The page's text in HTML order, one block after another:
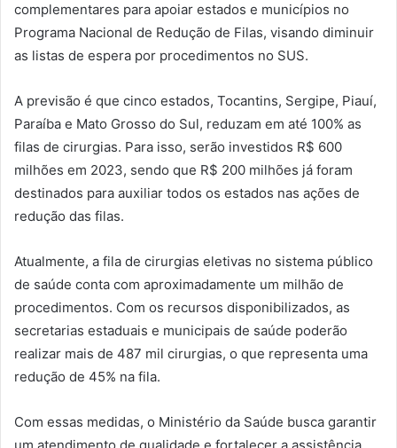
complementares para apoiar estados e municípios no
Programa Nacional de Redução de Filas, visando diminuir
as listas de espera por procedimentos no SUS.
A previsão é que cinco estados, Tocantins, Sergipe, Piauí,
Paraíba e Mato Grosso do Sul, reduzam em até 100% as
filas de cirurgias. Para isso, serão investidos R$ 600
milhões em 2023, sendo que R$ 200 milhões já foram
destinados para auxiliar todos os estados nas ações de
redução das filas.
Atualmente, a fila de cirurgias eletivas no sistema público
de saúde conta com aproximadamente um milhão de
procedimentos. Com os recursos disponibilizados, as
secretarias estaduais e municipais de saúde poderão
realizar mais de 487 mil cirurgias, o que representa uma
redução de 45% na fila.
Com essas medidas, o Ministério da Saúde busca garantir